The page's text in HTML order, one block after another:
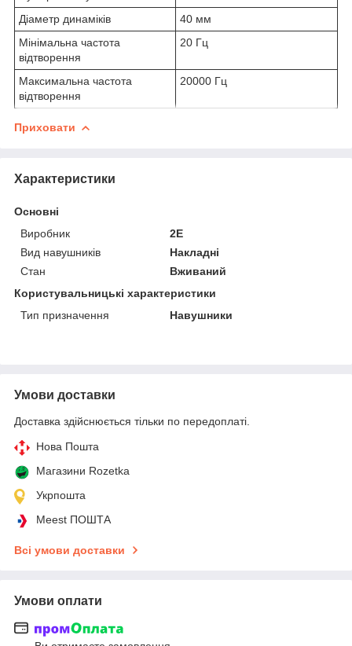
Діаметр динаміків
40 мм
Мінімальна частота
відтворення
20 Гц
Максимальна частота
відтворення
20000 Гц
Приховати
Характеристики
Основні
Виробник
2E
Вид навушників
Накладні
Стан
Вживаний
Користувальницькі характеристики
Тип призначення
Навушники
Умови доставки
Доставка здійснюється тільки по передоплаті.
Нова Пошта
Магазини Rozetka
Укрпошта
Meest ПОШТА
Всі умови доставки
Умови оплати